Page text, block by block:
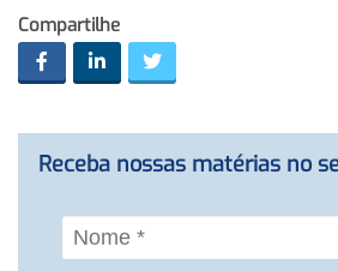
Compartilhe
Receba nossas matérias no